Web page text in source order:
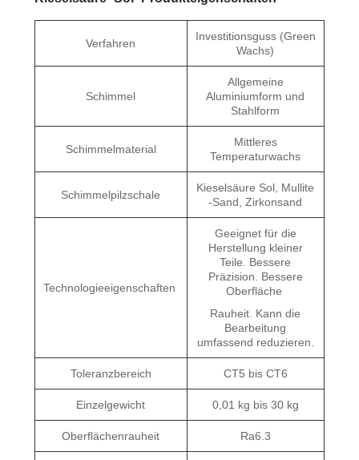
Verfahren
Investitionsguss (Green
Wachs)
Schimmel
Allgemeine
Aluminiumform und
Stahlform
Schimmelmaterial
Mittleres
Temperaturwachs
Schimmelpilzschale
Kieselsäure Sol, Mullite
-Sand, Zirkonsand
Technologieeigenschaften
Geeignet für die
Herstellung kleiner
Teile. Bessere
Präzision. Bessere
Oberfläche
Rauheit. Kann die
Bearbeitung
umfassend reduzieren.
Toleranzbereich CT5 bis CT6
Einzelgewicht 0,01 kg bis 30 kg
Oberflächenrauheit Ra6.3